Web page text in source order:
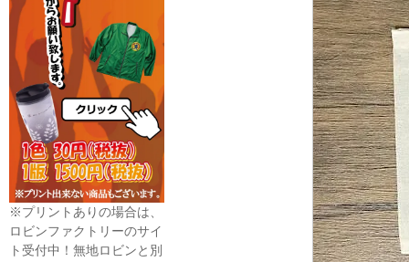
※プリントありの場合は、
ロビンファクトリーのサイ
ト受付中！無地ロビンと別